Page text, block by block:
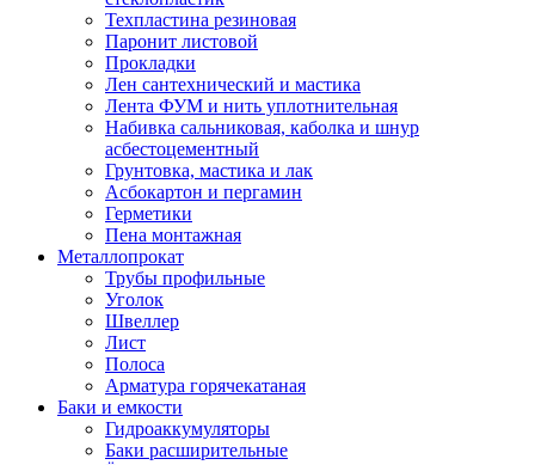
Техпластина резиновая
Паронит листовой
Прокладки
Лен сантехнический и мастика
Лента ФУМ и нить уплотнительная
Набивка сальниковая, каболка и шнур
асбестоцементный
Грунтовка, мастика и лак
Асбокартон и пергамин
Герметики
Пена монтажная
Металлопрокат
Трубы профильные
Уголок
Швеллер
Лист
Полоса
Арматура горячекатаная
Баки и емкости
Гидроаккумуляторы
Баки расширительные